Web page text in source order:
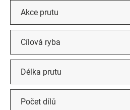
Akce prutu
Cílová ryba
Délka prutu
Počet dílů